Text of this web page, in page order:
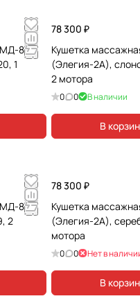
837
1
78 300 ₽
Кушетка
(Элегия-2А),
2 мотора
0 0 В наличии
В
МД-850
2
78 300 ₽
Кушетка
(Элегия-2А),
мотора
0 0 Нет в
В